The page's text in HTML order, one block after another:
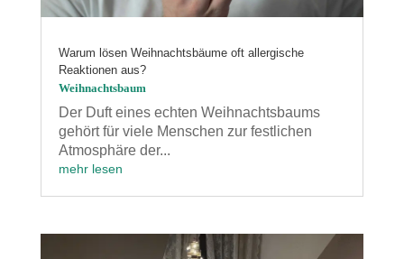
Warum lösen Weihnachtsbäume oft allergische
Reaktionen aus?
Weihnachtsbaum
Der Duft eines echten Weihnachtsbaums
gehört für viele Menschen zur festlichen
Atmosphäre der...
mehr lesen